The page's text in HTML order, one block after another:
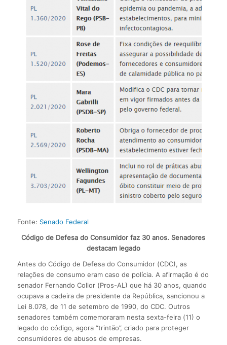
Fonte: Senado Federal
Código de Defesa do Consumidor faz 30 anos. Senadores
destacam legado
Antes do Código de Defesa do Consumidor (CDC), as
relações de consumo eram caso de polícia. A afirmação é do
senador Fernando Collor (Pros-AL) que há 30 anos, quando
ocupava a cadeira de presidente da República, sancionou a
Lei 8.078, de 11 de setembro de 1990, do CDC. Outros
senadores também comemoraram nesta sexta-feira (11) o
legado do código, agora “trintão”, criado para proteger
consumidores de abusos de empresas.